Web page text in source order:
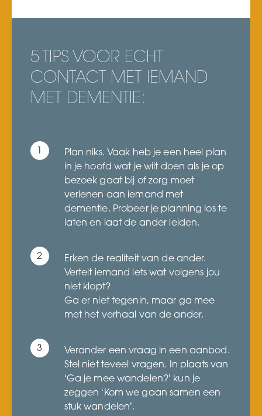
5 TIPS VOOR ECHT
CONTACT MET IEMAND
MET DEMENTIE:
Plan niks. Vaak heb je een heel plan
in je hoofd wat je wilt doen als je op
bezoek gaat bij of zorg moet
verlenen aan iemand met
dementie. Probeer je planning los te
laten en laat de ander leiden.
Erken de realiteit van de ander.
Vertelt iemand iets wat volgens jou
niet klopt?
Ga er niet tegenin, maar ga mee
met het verhaal van de ander.
Verander een vraag in een aanbod.
Stel niet teveel vragen. In plaats van
‘Ga je mee wandelen?’ kun je
zeggen ‘Kom we gaan samen een
stuk wandelen’.